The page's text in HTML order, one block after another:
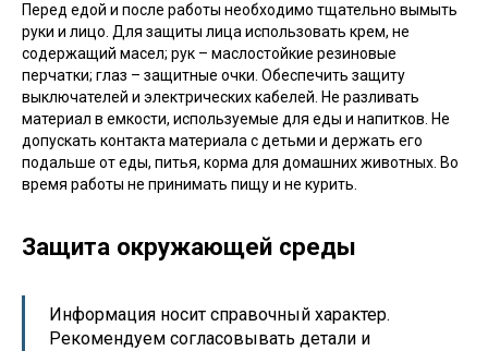
Перед едой и после работы необходимо тщательно вымыть
руки и лицо. Для защиты лица использовать крем, не
содержащий масел; рук – маслостойкие резиновые
перчатки; глаз – защитные очки. Обеспечить защиту
выключателей и электрических кабелей. Не разливать
материал в емкости, используемые для еды и напитков. Не
допускать контакта материала с детьми и держать его
подальше от еды, питья, корма для домашних животных. Во
время работы не принимать пищу и не курить.
Защита окружающей среды
Информация носит справочный характер.
Рекомендуем согласовывать детали и